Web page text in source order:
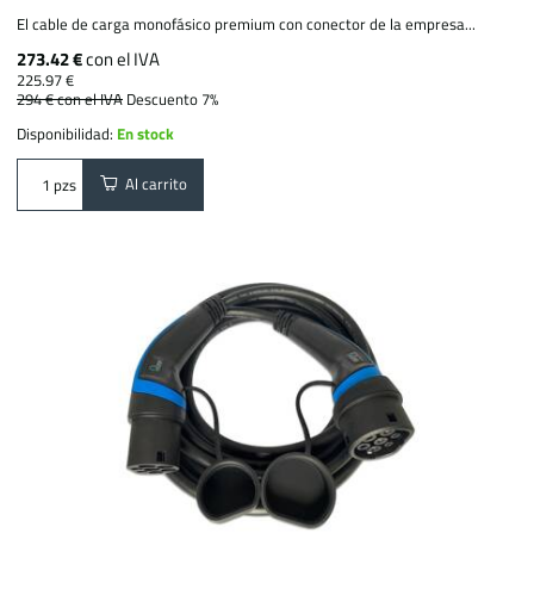
El cable de carga monofásico premium con conector de la empresa...
273.42 €con el IVA
225.97 €
294 €con el IVA Descuento 7%
Disponibilidad: En stock
pzs Al carrito